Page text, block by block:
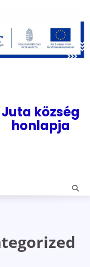
Juta község
honlapja